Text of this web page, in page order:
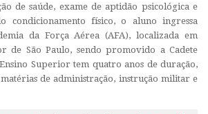
de saúde, exame de aptidão psicológica e
condicionamento físico, o aluno ingressa
da Força Aérea (AFA), localizada em
de São Paulo, sendo promovido a Cadete
Superior tem quatro anos de duração,
de administração, instrução militar e